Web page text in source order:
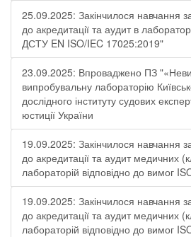
25.09.2025: Закінчилося навчання
до акредитації та аудит в
ДСТУ EN ISO/IEC 17025:2019"
23.09.2025: Впроваджено ПЗ
випробувальну лабораторію
дослідного інституту судових
юстиції України
19.09.2025: Закінчилося навчання
до акредитації та аудит медичних
лабораторій відповідно до вимог
19.09.2025: Закінчилося навчання
до акредитації та аудит медичних
лабораторій відповідно до вимог